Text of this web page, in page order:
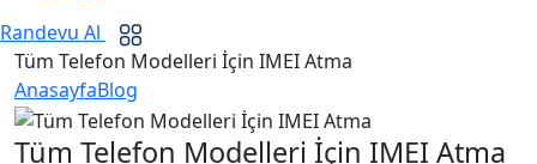
Randevu Al
Tüm Telefon Modelleri İçin IMEI Atma
AnasayfaBlog
Tüm Telefon Modelleri İçin IMEI Atma